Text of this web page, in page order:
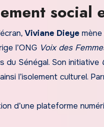
social
Viviane Dieye
l’ONG Voix des
du Sénégal. Son initiative
l’isolement culturel.
d’une plateforme